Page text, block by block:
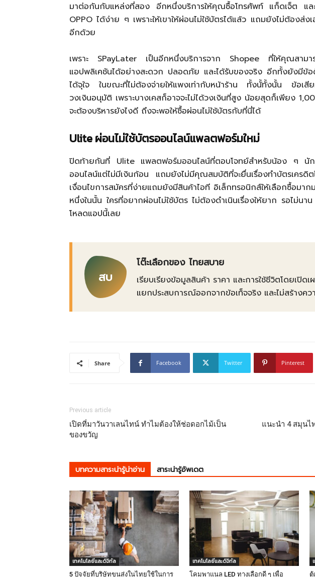
มาต่อกันกับแหล่งที่สอง อีกหนึ่งบริการให้คุณซื้อโทรศัพท์ แก็ดเจ็ต และ
OPPO ได้ง่าย ๆ เพราะให้เขาให้ผ่อนไม่ใช้บัตรได้แล้ว แถมยังไม่ต้องส่ง
อีกด้วย
เพราะ SPayLater เป็นอีกหนึ่งบริการจาก Shopee ที่ให้คุณสามาร
แอปพลิเคชันได้อย่างสะดวก ปลอดภัย และได้รับของจริง อีกทั้งยังมีข้อ
ได้จุใจ ในขณะที่ไม่ต้องจ่ายให้แพงเท่ากับหน้าร้าน ทั้งนั้ทั้งนั้น ข้อเสีย
วงเงินอนุมัติ เพราะบางเคสก็อาจจะไม่ได้วงเงินที่สูง น้อยสุดก็เพียง
จะต้องบริหารยังไงดี ถึงจะพอให้ซื้อผ่อนไม่ใช้บัตรกับที่นี่ได้
Ulite ผ่อนไม่ใช้บัตรออนไลน์แพลตฟอร์มใหม่
ปิดท้ายกันที่ Ulite แพลตฟอร์มออนไลน์ที่ตอบโจทย์สำหรับน้อง ๆ นั
ออนไลน์แต่ไม่มีเงินก้อน แถมยังไม่มีคุณสมบัติที่จะยื่นเรื่องทำบัตรเค
เงื่อนไขการสมัครที่ง่ายแถมยังมีสินค้าไอที อิเล็กทรอนิกส์ให้เลือกซื้อมา
หนึ่งในนั้น ใครที่อยากผ่อนไม่ใช้บัตร ไม่ต้องดำเนินเรื่องให้ยาก รอไม่น
โหลดแอปนี้เลย
สบ
โต๊ะเลือกของ ไทยสบาย
เรียบเรียงข้อมูลสินค้า ราคา และการใช้ชีวิตโดยเปิด
แยกประสบการณ์ออกจากข้อเท็จจริง และไม่สร้างคว
Share Facebook Twitter Pinterest
Previous article
เปิดที่มาวันวาเลนไทน์ ทำไมต้องให้ช่อดอกไม้เป็น
ของขวัญ
แนะนำ 4 สมุนไ
บทความสาระน่ารู้น่าอ่าน สาระน่ารู้อัพเดต
เทคโนโลยีและดิจิทัล
5 ปัจจัยที่บริษัทขนส่งในไทยใช้ในการ
เทคโนโลยีและดิจิทัล
โคมพาแนล LED ทางเลือกดี ๆ เพื่อ
ตู้